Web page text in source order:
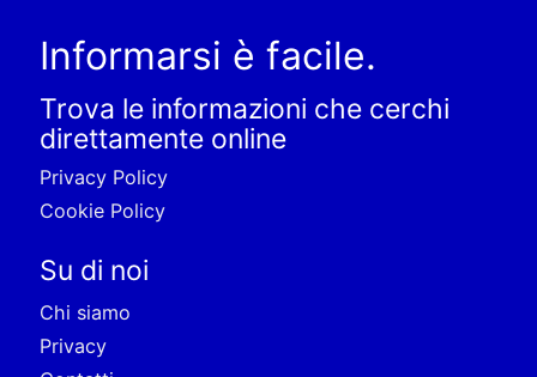
Informarsi è facile.
Trova le informazioni che cerchi
direttamente online
Privacy Policy
Cookie Policy
Su di noi
Chi siamo
Privacy